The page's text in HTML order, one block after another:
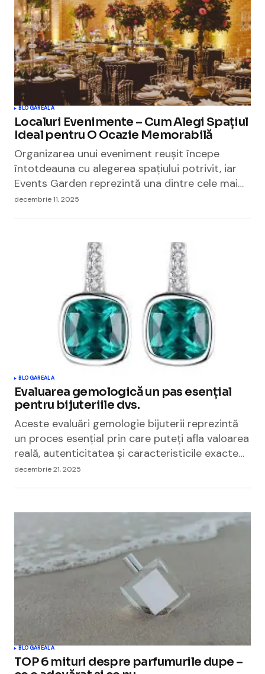
BLOGAREALA
Localuri Evenimente – Cum Alegi Spațiul
Ideal pentru O Ocazie Memorabilă
Organizarea unui eveniment reușit începe
întotdeauna cu alegerea spațiului potrivit, iar
Events Garden reprezintă una dintre cele mai…
decembrie 11, 2025
BLOGAREALA
Evaluarea gemologică un pas esențial
pentru bijuteriile dvs.
Aceste evaluări gemologie bijuterii reprezintă
un proces esențial prin care puteți afla valoarea
reală, autenticitatea și caracteristicile exacte…
decembrie 21, 2025
BLOGAREALA
TOP 6 mituri despre parfumurile dupe –